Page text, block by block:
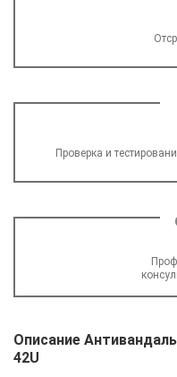
Проверка и
Описание
42U